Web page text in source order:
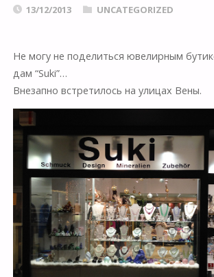
13/12/2013 UNCATEGORIZED
Не могу не поделиться ювелирным
дам “Suki”…
Внезапно встретилось на улицах Вены.